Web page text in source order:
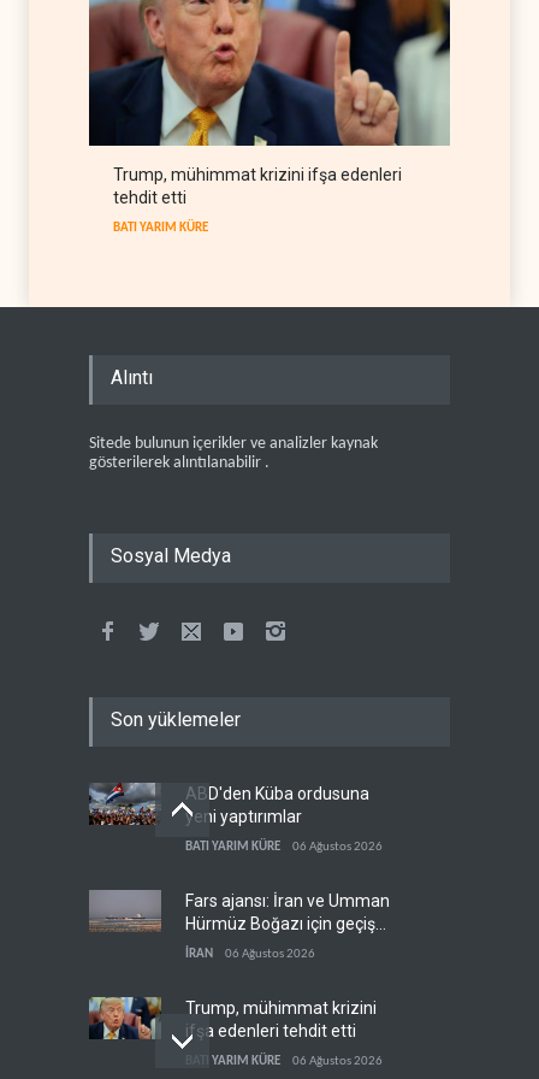
Trump, mühimmat krizini ifşa edenleri
tehdit etti
BATI YARIM KÜRE
Alıntı
Sitede bulunun içerikler ve analizler kaynak
gösterilerek alıntılanabilir .
Sosyal Medya
Son yüklemeler
ABD'den Küba ordusuna
yeni yaptırımlar
BATI YARIM KÜRE 06 Ağustos 2026
Fars ajansı: İran ve Umman
Hürmüz Boğazı için geçiş
koridorlarında anlaştı
İRAN 06 Ağustos 2026
Trump, mühimmat krizini
ifşa edenleri tehdit etti
BATI YARIM KÜRE 06 Ağustos 2026